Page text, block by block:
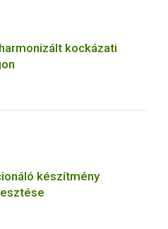
kockázati
készítmény